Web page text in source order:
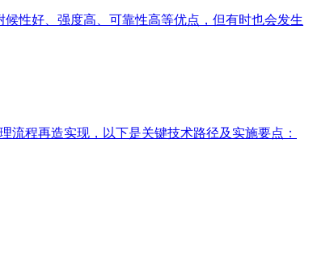
性好、强度高、可靠性高等优点，但有时也会发生
流程再造实现，以下是关键技术路径及实施要点：